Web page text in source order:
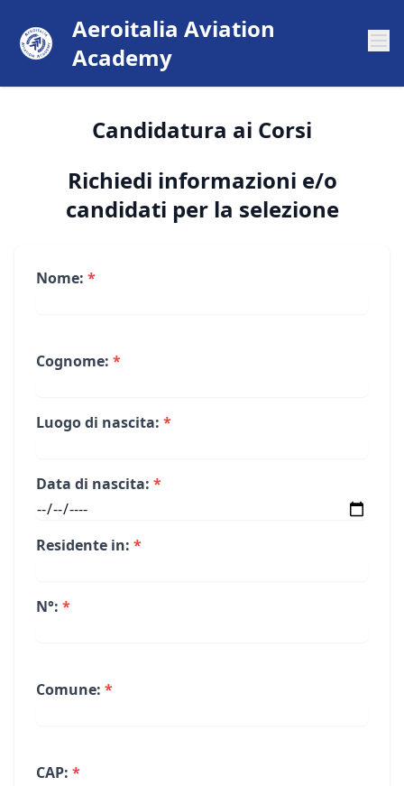
Aeroitalia Aviation
Academy
Candidatura ai Corsi
Richiedi informazioni e/o
candidati per la selezione
Nome: *
Cognome: *
Luogo di nascita: *
Data di nascita: *
Residente in: *
N°: *
Comune: *
CAP: *